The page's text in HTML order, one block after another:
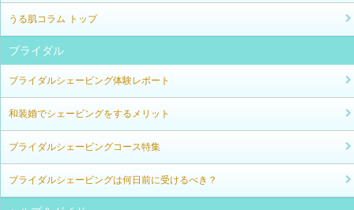
うる肌コラム トップ
ブライダル
ブライダルシェービング体験レポート
和装婚でシェービングをするメリット
ブライダルシェービングコース特集
ブライダルシェービングは何日前に受けるべき？